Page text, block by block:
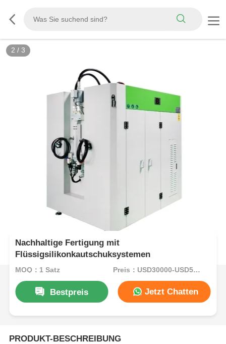
2 / 3
Nachhaltige Fertigung mit
Flüssigsilikonkautschuksystemen
MOQ：1 Satz Preis：USD30000-USD55000per set
Bestpreis Jetzt Chatten
PRODUKT-BESCHREIBUNG